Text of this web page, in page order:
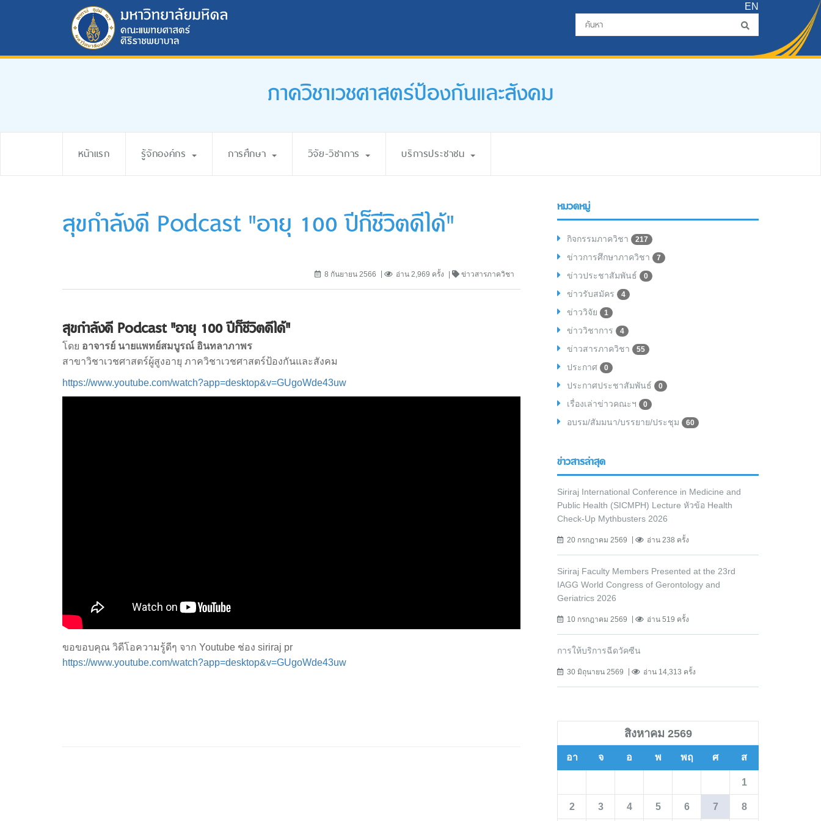
EN
ภาควิชาเวชศาสตร์ป้องกันและสังคม
หน้าแรก รู้จักองค์กร การศึกษา วิจัย-วิชาการ บริการประชาชน
สุขกำลังดี Podcast "อายุ 100 ปีก็ชีวิตดีได้"
8 กันยายน 2566 อ่าน 2,969 ครั้ง ข่าวสารภาควิชา
สุขกำลังดี Podcast "อายุ 100 ปีก็ชีวิตดีได้"
โดย อาจารย์ นายแพทย์สมบูรณ์ อินทลาภาพร
สาขาวิชาเวชศาสตร์ผู้สูงอายุ ภาควิชาเวชศาสตร์ป้องกันและสังคม
https://www.youtube.com/watch?app=desktop&v=GUgoWde43uw
ขอขอบคุณ วิดีโอความรู้ดีๆ จาก Youtube ช่อง siriraj pr
https://www.youtube.com/watch?app=desktop&v=GUgoWde43uw
หมวดหมู่
กิจกรรมภาควิชา 217
ข่าวการศึกษาภาควิชา 7
ข่าวประชาสัมพันธ์ 0
ข่าวรับสมัคร 4
ข่าววิจัย 1
ข่าววิชาการ 4
ข่าวสารภาควิชา 55
ประกาศ 0
ประกาศประชาสัมพันธ์ 0
เรื่องเล่าข่าวคณะฯ 0
อบรม/สัมมนา/บรรยาย/ประชุม 60
ข่าวสารล่าสุด
Siriraj International Conference in Medicine and
Public Health (SICMPH) Lecture หัวข้อ Health
Check-Up Mythbusters 2026
20 กรกฎาคม 2569 อ่าน 238 ครั้ง
Siriraj Faculty Members Presented at the 23rd
IAGG World Congress of Gerontology and
Geriatrics 2026
10 กรกฎาคม 2569 อ่าน 519 ครั้ง
การให้บริการฉีดวัคซีน
30 มิถุนายน 2569 อ่าน 14,313 ครั้ง
สิงหาคม 2569
อา จ อ พ พฤ ศ ส
1
2 3 4 5 6 7 8